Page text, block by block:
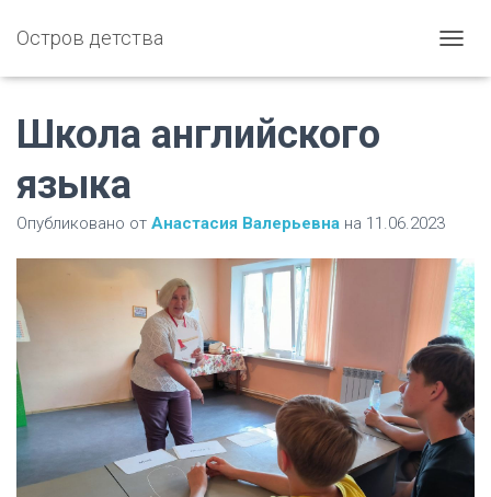
Остров детства
Е
Ь
Н
А
В
И
Ц
И
Школа английского
языка
Опубликовано от Анастасия Валерьевна на 11.06.2023